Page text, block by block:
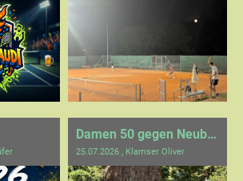
Damen 50 gegen Neubulach
25.07.2026 , Klamser Oliver